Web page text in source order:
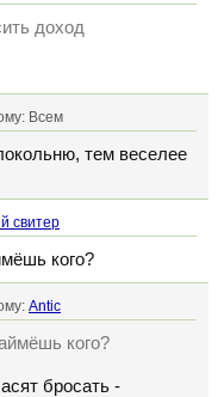
доход
Всем
тем веселее
свитер
кого?
Antic
кого?
бросать -